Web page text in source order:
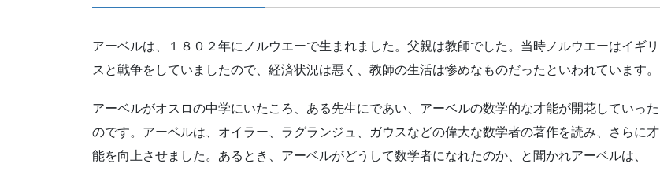
アーベルは、１８０２年にノルウエーで生まれました。父親は教師でした。当時ノルウエーはイギリ
スと戦争をしていましたので、経済状況は悪く、教師の生活は惨めなものだったといわれています。
アーベルがオスロの中学にいたころ、ある先生にであい、アーベルの数学的な才能が開花していった
のです。アーベルは、オイラー、ラグランジュ、ガウスなどの偉大な数学者の著作を読み、さらに才
能を向上させました。あるとき、アーベルがどうして数学者になれたのか、と聞かれアーベルは、